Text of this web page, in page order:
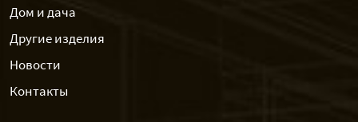
Дом и дача
Другие изделия
Новости
Контакты